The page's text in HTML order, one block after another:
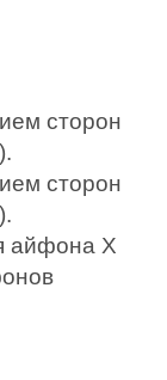
сторон
).
сторон
).
айфона X